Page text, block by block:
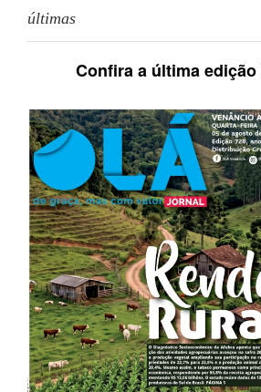
últimas
Confira a última